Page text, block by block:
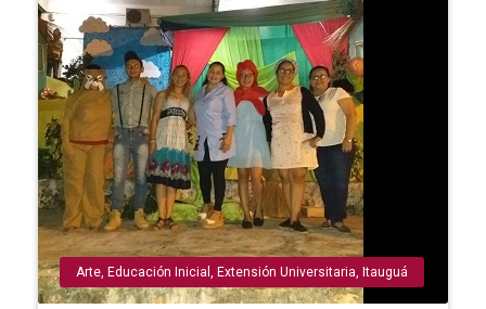
Arte, Educación Inicial , Extensión Universitaria, Itauguá